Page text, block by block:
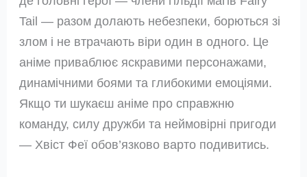
Tail — разом долають небезпеки, борються зі
злом і не втрачають віри один в одного. Це
аніме приваблює яскравими персонажами,
динамічними боями та глибокими емоціями.
Якщо ти шукаєш аніме про справжню
команду, силу дружби та неймовірні пригоди
— Хвіст Феї обов’язково варто подивитись.